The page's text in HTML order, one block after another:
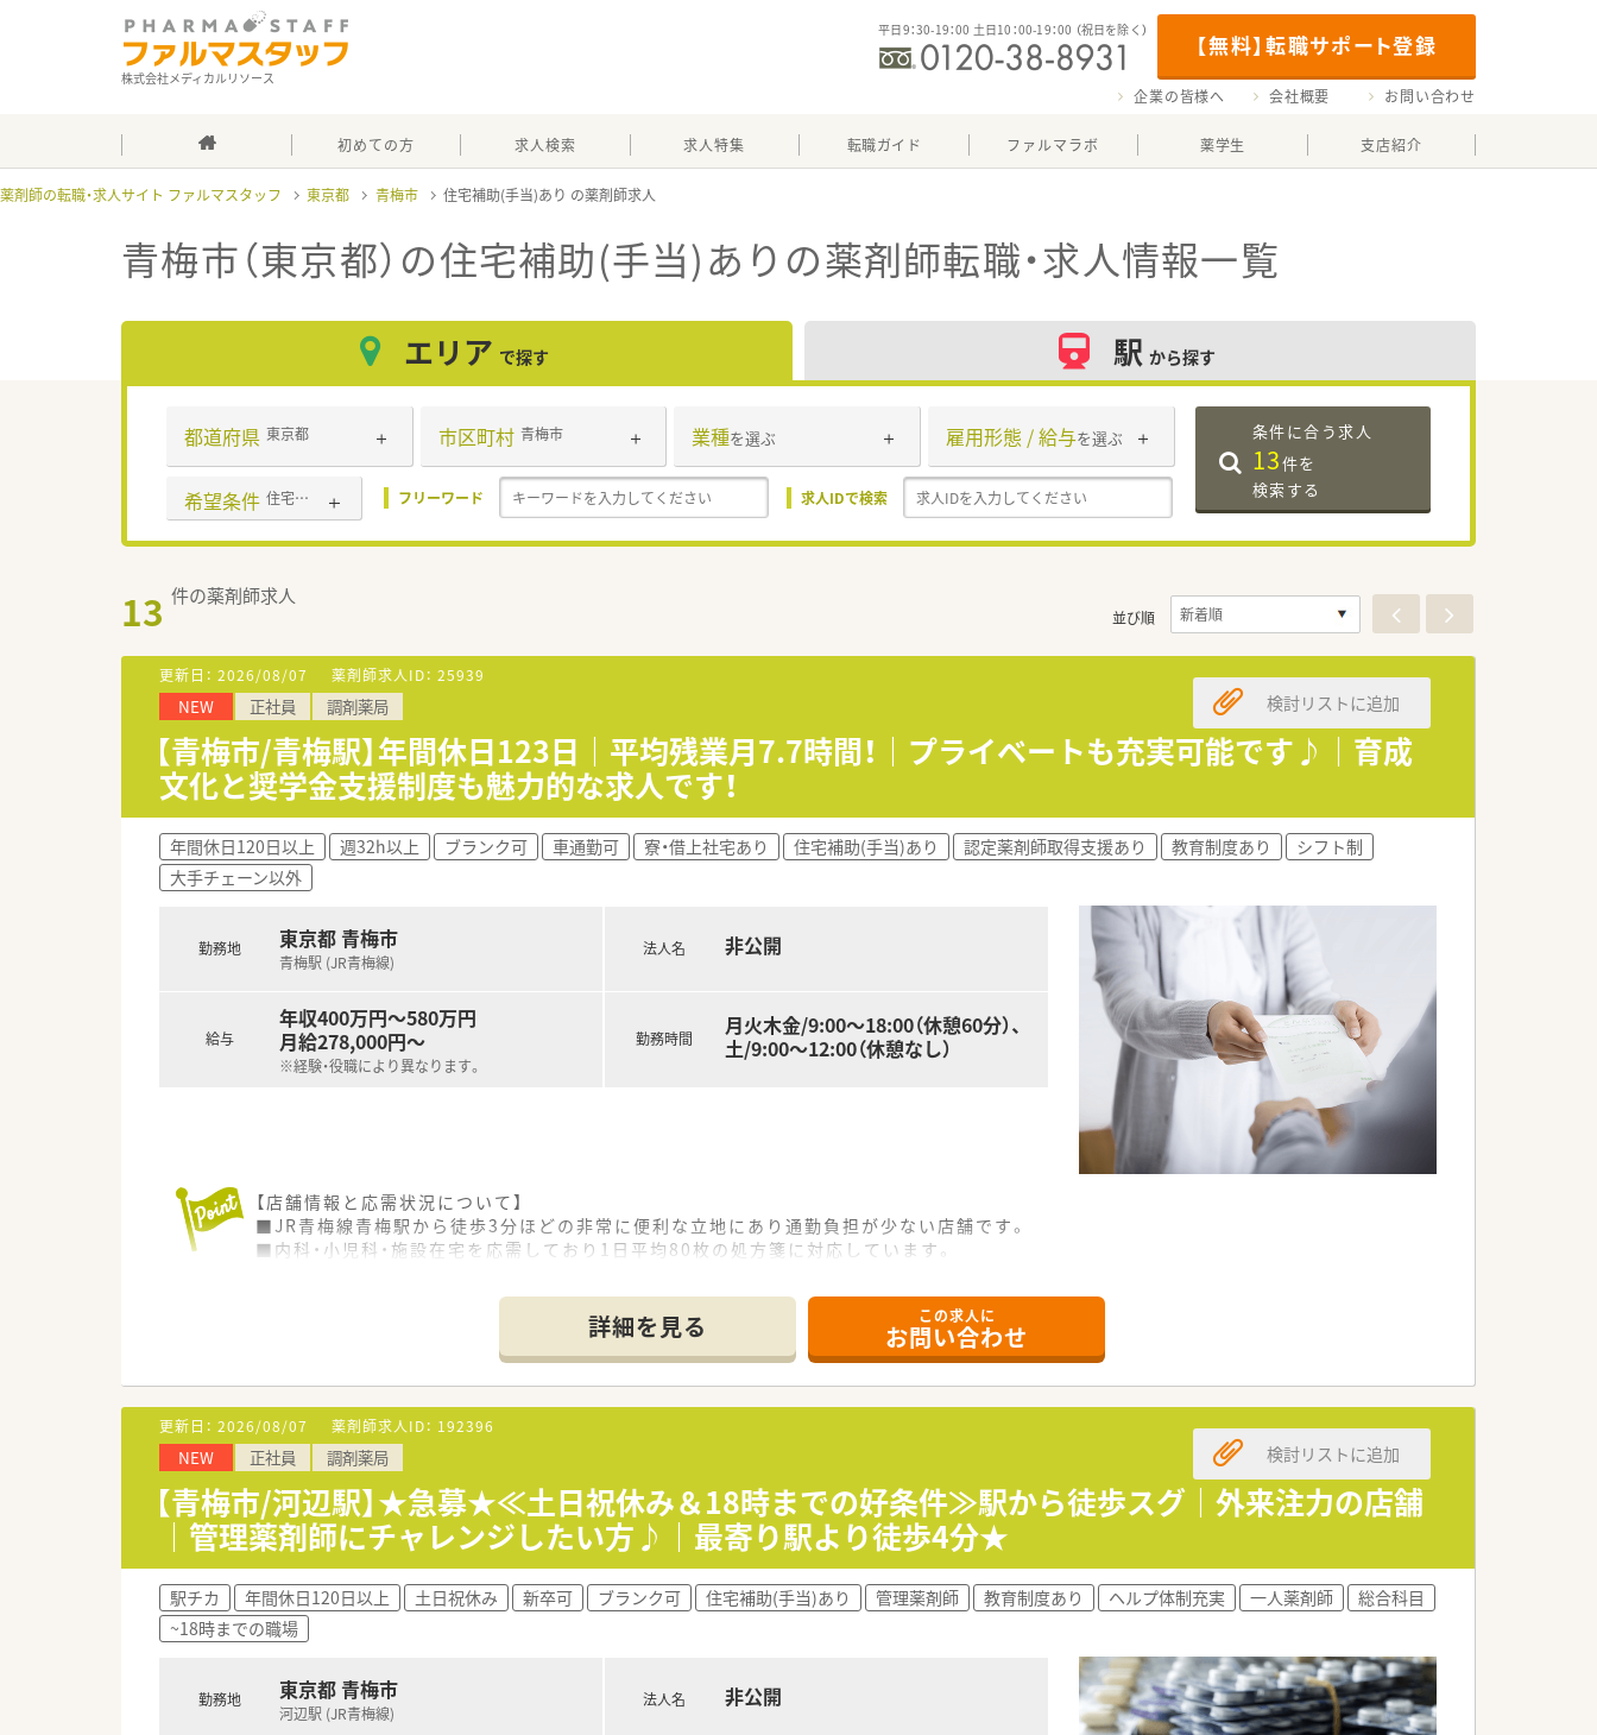
株式会社メディカルリソース
【無料】転職サポート登録
平日9：30-19：00 土日10：00-19：00 （祝日を除く）
企業の皆様へ 会社概要 お問い合わせ
初めての方 求人検索 求人特集 転職ガイド ファルマラボ 薬学生 支店紹介
薬剤師の転職・求人サイト ファルマスタッフ 東京都 青梅市 住宅補助(手当)あり
青梅市（東京都）の住宅補助(手当)あり の薬剤師転職・求人情報一覧
エリア で探す 駅 から探す
都道府県 東京都 市区町村 青梅市 業種を選ぶ 雇用形態 / 給与を選ぶ
希望条件 住宅補助(手当)あり フリーワード 求人IDで検索
条件に合う求人
13件を
検索する
13 件の薬剤師求人
並び順
更新日： 2026/08/07 薬剤師求人ID： 25939
NEW 正社員 調剤薬局
【青梅市/青梅駅】年間休日123日｜平均残業月7.7時間！｜プライベートも充実可能です♪｜育成
文化と奨学金支援制度も魅力的な求人です！
検討リストに追加
年間休日120日以上 週32h以上 ブランク可 車通勤可 寮・借上社宅あり 住宅補助(手当)あり 認定薬剤師取得支援あり 教育制度あり
シフト制
大手チェーン以外
勤務地 東京都 青梅市
青梅駅 (JR青梅線)
給与
年収400万円～580万円
月給278,000円～
※経験・役職により異なります。
法人名 非公開
勤務時間
月火木金/9:00～18:00（休憩60分）、
土/9:00～12:00（休憩なし）
【店舗情報と応需状況について】
■JR青梅線青梅駅から徒歩3分ほどの非常に便利な立地にあり通勤負担が少ない店舗です。
■内科・小児科・施設在宅を応需しており1日平均80枚の処方箋に対応しています。
■給与は経験や役職に応じて400万円から580万円までが検討可能であり、昇給賞与もあります。
■年間休日は123日と豊富で調整休暇5日を合わせており、有給休暇とは別で取得が可能です。
■奨学金返済支援制度や家賃補助制度があり、特に青梅店勤務の場合は月3万円の支援を受けられます。
【勤務実態について】
■変形労働制を採用しており週平均40時間勤務で、年間休日は123日以上と非常に豊富です。
■月平均残業時間は7.7時間と非常に少なく、時間外手当は1分単位で確実に支給されます。
■有給休暇の取得率は60％超で、平均取得日数は10.1日と非常に休みを取りやすい環境です。
詳細を見る この求人に
お問い合わせ
更新日： 2026/08/07 薬剤師求人ID： 192396
NEW 正社員 調剤薬局
【青梅市/河辺駅】★急募★≪土日祝休み＆18時までの好条件≫駅から徒歩スグ｜外来注力の店舗
｜管理薬剤師にチャレンジしたい方♪｜最寄り駅より徒歩4分★
検討リストに追加
駅チカ 年間休日120日以上 土日祝休み 新卒可 ブランク可 住宅補助(手当)あり 管理薬剤師 教育制度あり ヘルプ体制充実 一人薬剤師
総合科目
~18時までの職場
勤務地 東京都 青梅市
河辺駅 (JR青梅線)
法人名 非公開